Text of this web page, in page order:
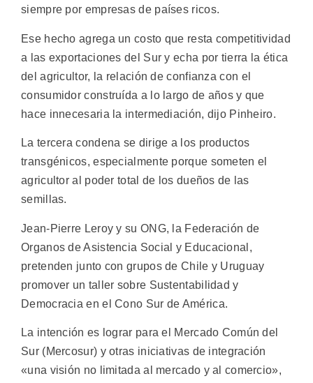
siempre por empresas de países ricos.
Ese hecho agrega un costo que resta competitividad
a las exportaciones del Sur y echa por tierra la ética
del agricultor, la relación de confianza con el
consumidor construída a lo largo de años y que
hace innecesaria la intermediación, dijo Pinheiro.
La tercera condena se dirige a los productos
transgénicos, especialmente porque someten el
agricultor al poder total de los dueños de las
semillas.
Jean-Pierre Leroy y su ONG, la Federación de
Organos de Asistencia Social y Educacional,
pretenden junto con grupos de Chile y Uruguay
promover un taller sobre Sustentabilidad y
Democracia en el Cono Sur de América.
La intención es lograr para el Mercado Común del
Sur (Mercosur) y otras iniciativas de integración
«una visión no limitada al mercado y al comercio»,